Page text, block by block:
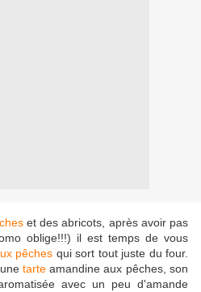
et des abricots, après avoir pas
oblige!!!) il est temps de vous
pêches qui sort tout juste du four.
tarteamandine aux pêches, son
avec un peu d'amande